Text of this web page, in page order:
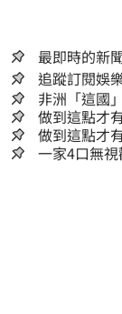
最即時的新
追蹤訂閱娛
非洲「這國
持續交涉聯
做到這點才
做到這點才
一家4口無